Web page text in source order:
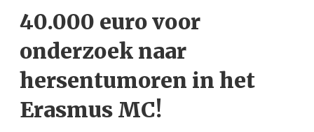
40.000 euro voor
onderzoek naar
hersentumoren in het
Erasmus MC!